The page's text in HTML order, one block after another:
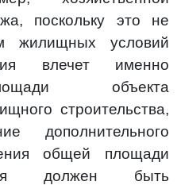
поскольку это не
жилищных условий
влечет именно
объекта
строительства,
дополнительного
общей площади
должен быть